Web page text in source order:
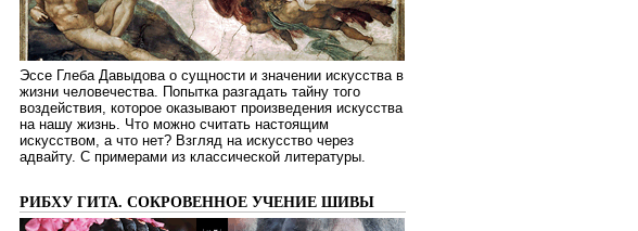
Эссе Глеба Давыдова о сущности и значении искусства в
жизни человечества. Попытка разгадать тайну того
воздействия, которое оказывают произведения искусства
на нашу жизнь. Что можно считать настоящим
искусством, а что нет? Взгляд на искусство через
адвайту. С примерами из классической литературы.
РИБХУ ГИТА. СОКРОВЕННОЕ УЧЕНИЕ ШИВЫ